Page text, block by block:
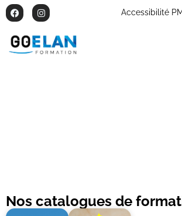
Accessibilité
Nos catalogues de